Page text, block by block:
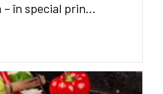
– în special prin…